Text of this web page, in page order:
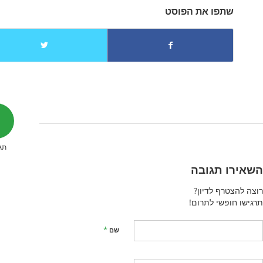
שתפו את הפוסט
השאירו תגובה
רוצה להצטרף לדיון?
תרגישו חופשי לתרום!
שם *